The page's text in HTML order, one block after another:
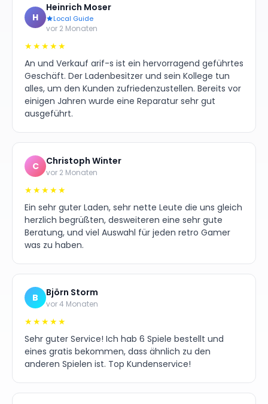
H
Heinrich Moser
Local Guide
vor 2 Monaten
★★★★★
An und Verkauf arif-s ist ein hervorragend geführtes
Geschäft. Der Ladenbesitzer und sein Kollege tun
alles, um den Kunden zufriedenzustellen. Bereits vor
einigen Jahren wurde eine Reparatur sehr gut
ausgeführt.
C Christoph Winter
vor 2 Monaten
★★★★★
Ein sehr guter Laden, sehr nette Leute die uns gleich
herzlich begrüßten, desweiteren eine sehr gute
Beratung, und viel Auswahl für jeden retro Gamer
was zu haben.
B Björn Storm
vor 4 Monaten
★★★★★
Sehr guter Service! Ich hab 6 Spiele bestellt und
eines gratis bekommen, dass ähnlich zu den
anderen Spielen ist. Top Kundenservice!